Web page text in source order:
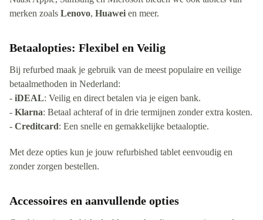
merken zoals Lenovo, Huawei en meer.
Betaalopties: Flexibel en Veilig
Bij refurbed maak je gebruik van de meest populaire en veilige
betaalmethoden in Nederland:
- iDEAL: Veilig en direct betalen via je eigen bank.
- Klarna: Betaal achteraf of in drie termijnen zonder extra kosten.
- Creditcard: Een snelle en gemakkelijke betaaloptie.
Met deze opties kun je jouw refurbished tablet eenvoudig en
zonder zorgen bestellen.
Accessoires en aanvullende opties